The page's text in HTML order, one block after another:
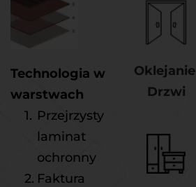
Technologia w
warstwach
Przejrzysty
laminat
ochronny
Faktura
Oklejanie
Drzwi